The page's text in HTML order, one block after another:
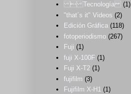
 Tecnología (1)
"that´s it" Videos (2)
Edición Gráfica (118)
fotoperiodismo (267)
Fuji (1)
fuji X-100F (1)
Fuji X-T2 (1)
fujifilm (3)
Fujifilm X-H1 (1)